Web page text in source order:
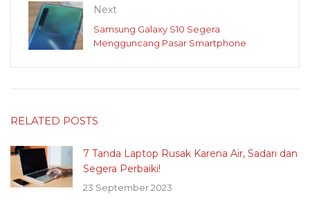
Next
Samsung Galaxy S10 Segera
Mengguncang Pasar Smartphone
RELATED POSTS
7 Tanda Laptop Rusak Karena Air, Sadari dan
Segera Perbaiki!
23 September 2023